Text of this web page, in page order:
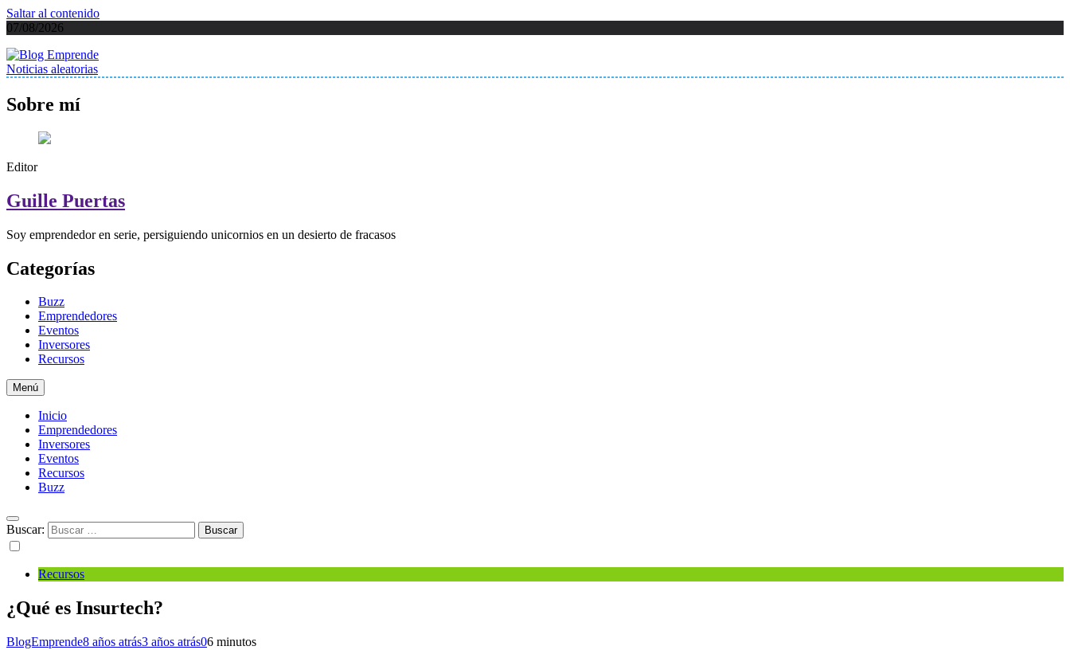
Saltar al contenido
07/08/2026
Blog Emprende
Blog emprendedores, inversores y eventos sin humo ni peces globos
Noticias aleatorias
Sobre mí
Editor
Guille Puertas
Soy emprendedor en serie, persiguiendo unicornios en un desierto de fracasos
Categorías
Buzz
Emprendedores
Eventos
Inversores
Recursos
Menú
Inicio
Emprendedores
Inversores
Eventos
Recursos
Buzz
Buscar:
Recursos
¿Qué es Insurtech?
BlogEmprende8 años atrás3 años atrás06 minutos